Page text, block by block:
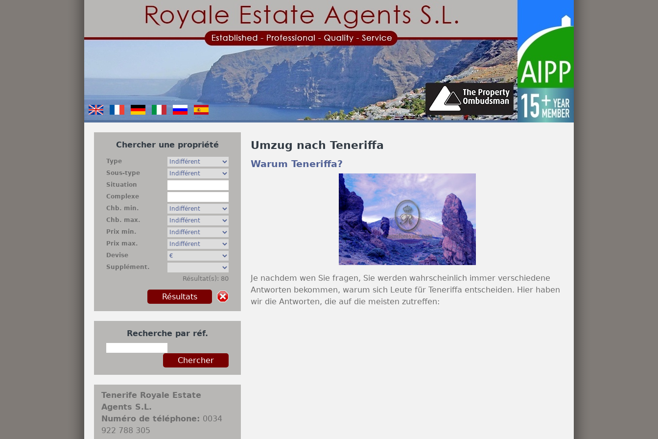
Jump to navigation
Chercher une propriété
Type
Sous-type
Situation
Complexe
Chb. min.
Chb. max.
Prix min.
Prix max.
Devise
Supplément.
Résultat(s): 80
Recherche par réf.
Tenerife Royale Estate
Agents S.L.
Numéro de téléphone: 0034
922 788 305
Umzug nach Teneriffa
Warum Teneriffa?
Je nachdem wen Sie fragen, Sie werden wahrscheinlich immer verschiedene
Antworten bekommen, warum sich Leute für Teneriffa entscheiden. Hier haben
wir die Antworten, die auf die meisten zutreffen: